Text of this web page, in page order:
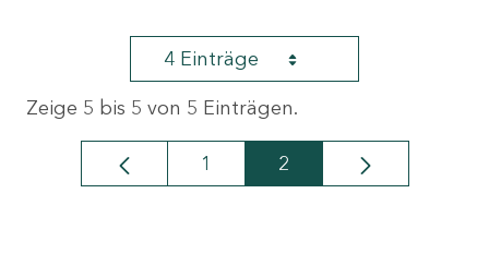
4 Einträge
Zeige 5 bis 5 von 5 Einträgen.
Seite
1 Seite
2